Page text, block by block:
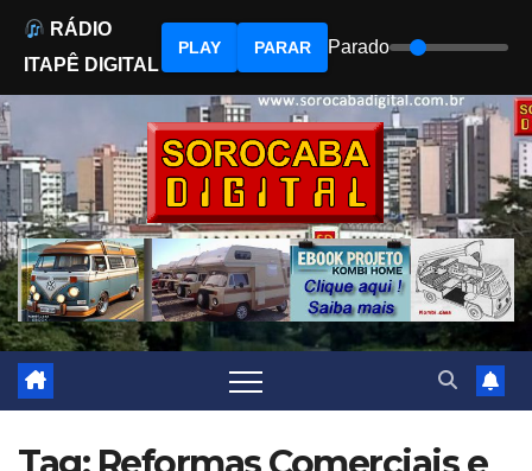
to
content
RÁDIO
ITAPÊ DIGITAL
PLAY PARAR Parado